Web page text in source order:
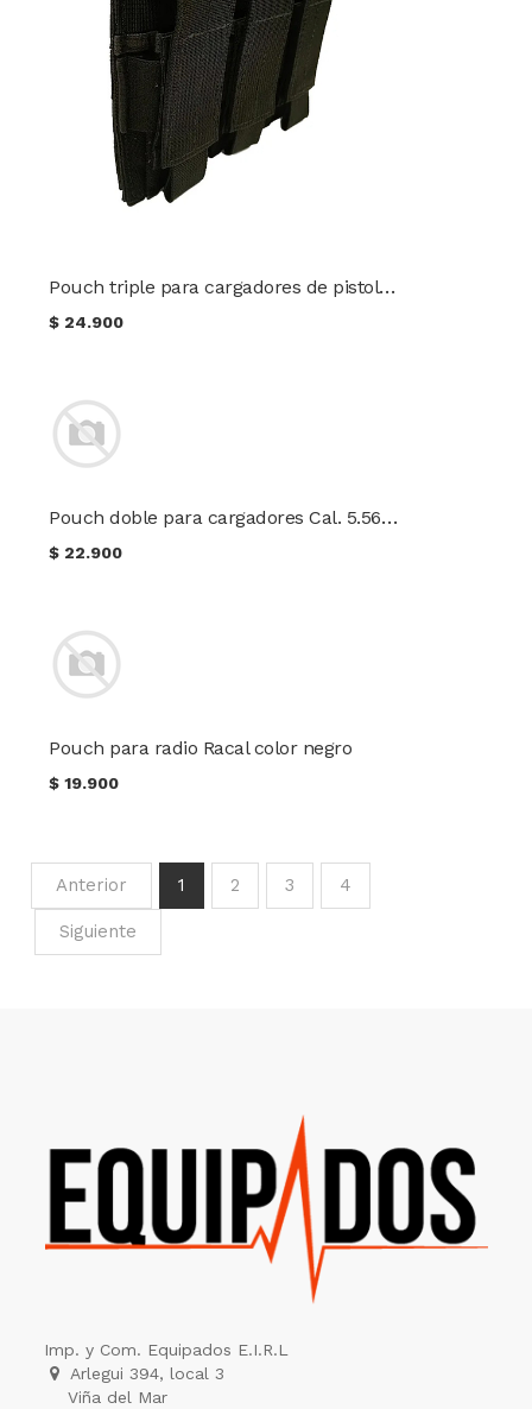
Pouch triple para cargadores de pistola color negro
$ 24.900
Pouch doble para cargadores Cal. 5.56 color negro
$ 22.900
Pouch para radio Racal color negro
$19.900
Anterior 1 2 3 4
Siguiente
Imp. y Com. Equipados E.I.R.L
Arlegui 394, local 3
Viña del Mar